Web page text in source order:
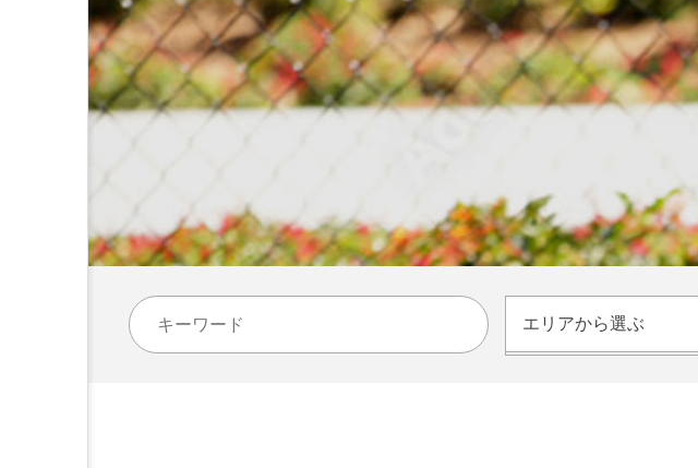
コラム
トップページ
会社概要
プライバシーポリシー
お問い合わせ
エリアから選ぶ
エリアから選ぶ
滋賀県
京都府
大阪府
兵庫県
奈良県
和歌山県
その他